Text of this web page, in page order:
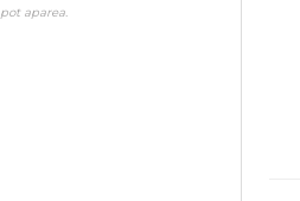
aparea.